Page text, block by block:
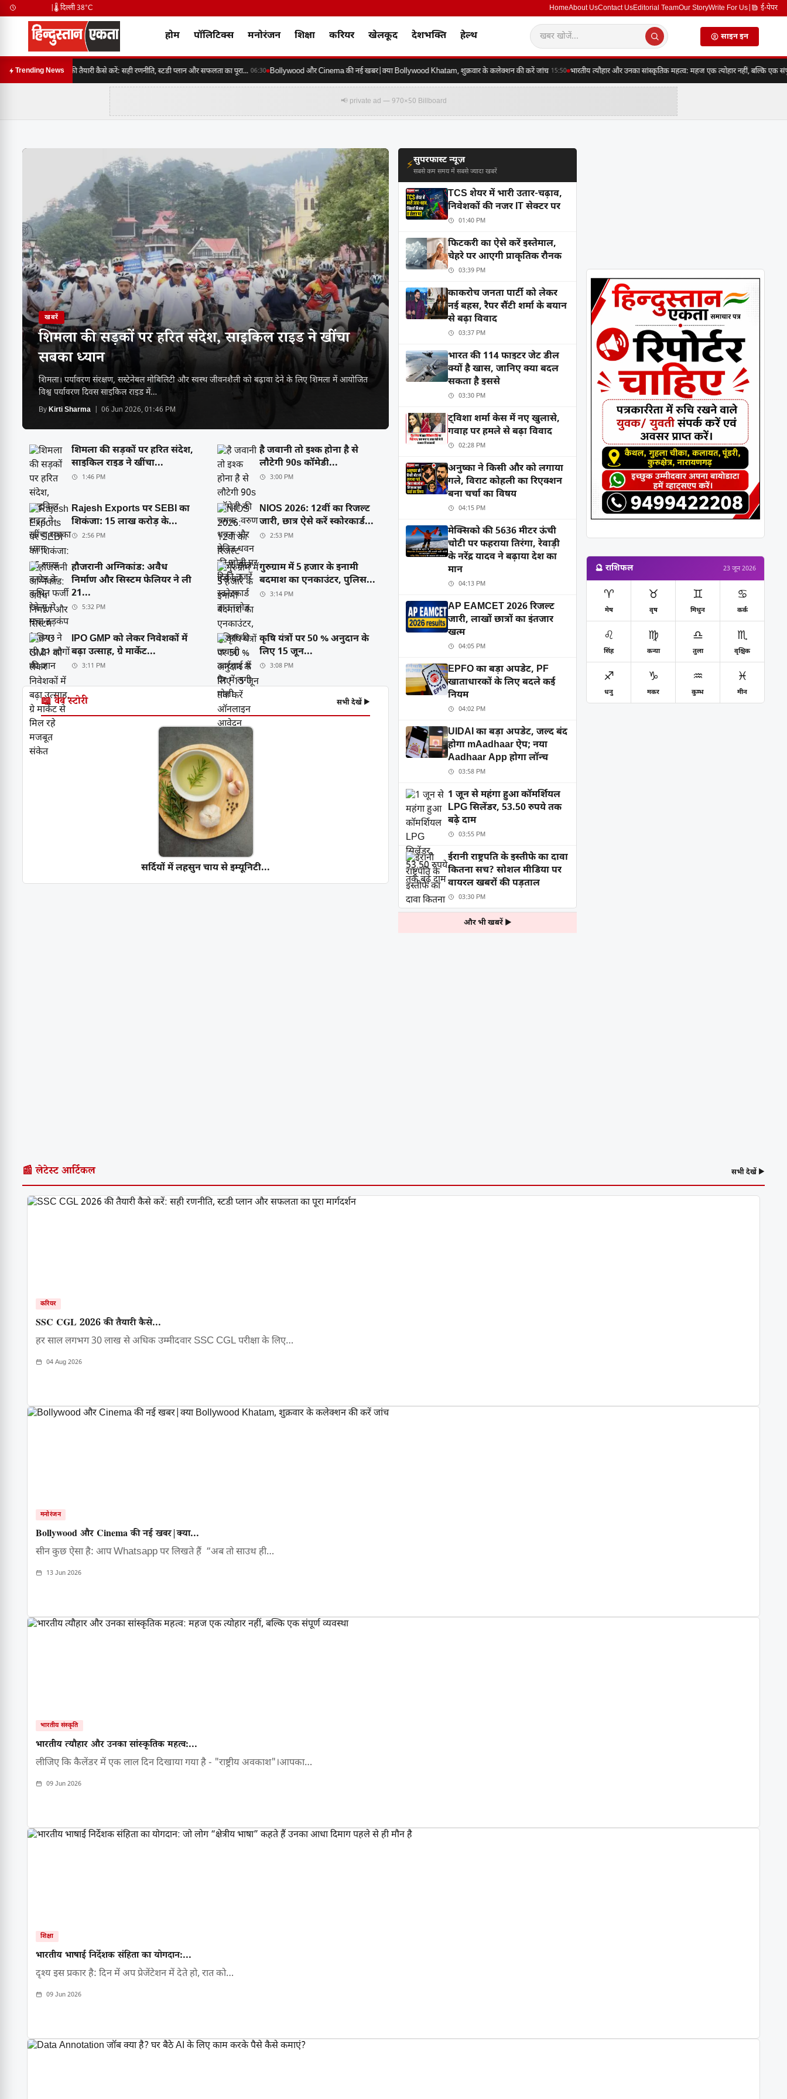
🌡️ दिल्ली 38°C HomeAbout UsContact UsEditorial TeamOur StoryWrite For Us ई-पेपर
होम पॉलिटिक्स मनोरंजन शिक्षा करियर खेलकूद देशभक्ति हेल्थ साइन इन
Trending News
SSC CGL 2026 की तैयारी कैसे करें: सही रणनीति, स्टडी प्लान और सफलता का पूरा... 06:30 Bollywood और Cinema की नई खबर|क्या Bollywood Khatam, शुक्रवार के कलेक्शन की करें जांच 15:50 भारतीय त्यौहार और उनका सांस्कृतिक महत्व: महज एक त्योहार नहीं, बल्कि एक संपूर्ण
📢 private ad — 970×50 Billboard
खबरें
शिमला की सड़कों पर हरित संदेश, साइकिल राइड ने खींचा
सबका ध्यान
शिमला। पर्यावरण संरक्षण, सस्टेनेबल मोबिलिटी और स्वस्थ जीवनशैली को बढ़ावा देने के लिए शिमला में आयोजित
विश्व पर्यावरण दिवस साइकिल राइड में…
ByKirti Sharma | 06 Jun 2026, 01:46 PM
शिमला की सड़कों पर हरित संदेश,
साइकिल राइड ने खींचा...
1:46 PM
है जवानी तो इश्क होना है से
लौटेगी 90s कॉमेडी...
3:00 PM
Rajesh Exports पर SEBI का
शिकंजा: 15 लाख करोड़ के...
2:56 PM
NIOS 2026: 12वीं का रिजल्ट
जारी, छात्र ऐसे करें स्कोरकार्ड...
2:53 PM
हौजरानी अग्निकांड: अवैध
निर्माण और सिस्टम फेलियर ने ली
21...
5:32 PM
गुरुग्राम में 5 हजार के इनामी
बदमाश का एनकाउंटर, पुलिस...
3:14 PM
IPO GMP को लेकर निवेशकों में
बढ़ा उत्साह, ग्रे मार्केट...
3:11 PM
कृषि यंत्रों पर 50 % अनुदान के
लिए 15 जून...
3:08 PM
📖 वेब स्टोरी सभी देखें ▶
सर्दियों में लहसुन चाय से इम्यूनिटी...
⚡सुपरफास्ट न्यूज़
सबसे कम समय में सबसे ज्यादा खबरें
TCS शेयर में भारी उतार-चढ़ाव,
निवेशकों की नजर IT सेक्टर पर
01:40 PM
फिटकरी का ऐसे करें इस्तेमाल,
चेहरे पर आएगी प्राकृतिक रौनक
03:39 PM
काकरोच जनता पार्टी को लेकर
नई बहस, रैपर सैंटी शर्मा के बयान
से बढ़ा विवाद
03:37 PM
भारत की 114 फाइटर जेट डील
क्यों है खास, जानिए क्या बदल
सकता है इससे
03:30 PM
ट्विशा शर्मा केस में नए खुलासे,
गवाह पर हमले से बढ़ा विवाद
02:28 PM
अनुष्का ने किसी और को लगाया
गले, विराट कोहली का रिएक्शन
बना चर्चा का विषय
04:15 PM
मेक्सिको की 5636 मीटर ऊंची
चोटी पर फहराया तिरंगा, रेवाड़ी
के नरेंद्र यादव ने बढ़ाया देश का
मान
04:13 PM
AP EAMCET 2026 रिजल्ट
जारी, लाखों छात्रों का इंतजार
खत्म
04:05 PM
EPFO का बड़ा अपडेट, PF
खाताधारकों के लिए बदले कई
नियम
04:02 PM
UIDAI का बड़ा अपडेट, जल्द बंद
होगा mAadhaar ऐप; नया
Aadhaar App होगा लॉन्च
03:58 PM
1 जून से महंगा हुआ कॉमर्शियल
LPG सिलेंडर, 53.50 रुपये तक
बढ़े दाम
03:55 PM
ईरानी राष्ट्रपति के इस्तीफे का दावा
कितना सच? सोशल मीडिया पर
वायरल खबरों की पड़ताल
03:30 PM
और भी खबरें ▶
🔮 राशिफल 23 जून 2026
♈
मेष
♉
वृष
♊
मिथुन
♋
कर्क
♌
सिंह
♍
कन्या
♎
तुला
♏
वृश्चिक
♐
धनु
♑
मकर
♒
कुम्भ
♓
मीन
📰 लेटेस्ट आर्टिकल सभी देखें ▶
करियर
SSC CGL 2026 की तैयारी कैसे...
हर साल लगभग 30 लाख से अधिक उम्मीदवार SSC CGL परीक्षा के लिए…
04 Aug 2026
मनोरंजन
Bollywood और Cinema की नई खबर|क्या...
सीन कुछ ऐसा है: आप Whatsapp पर लिखते हैं “अब तो साउथ ही…
13 Jun 2026
भारतीय संस्कृति
भारतीय त्यौहार और उनका सांस्कृतिक महत्व:...
लीजिए कि कैलेंडर में एक लाल दिन दिखाया गया है - "राष्ट्रीय अवकाश"।आपका…
09 Jun 2026
शिक्षा
भारतीय भाषाई निर्देशक संहिता का योगदान:...
दृश्य इस प्रकार है: दिन में अप प्रेजेंटेशन में देते हो, रात को…
09 Jun 2026